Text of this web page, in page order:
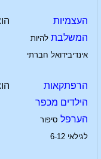
העצמיות
המשלבת להיות
אינדיבידואל חברתי
הרפתקאות
הילדים מכפר
הערפל סיפור
לגילאי 6-12